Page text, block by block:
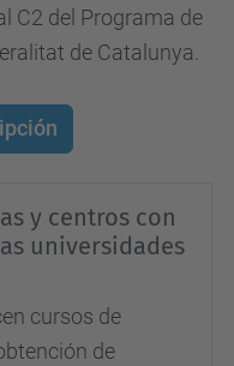
C2 del Programa de
de Catalunya.
y centros con
universidades
cursos de
de